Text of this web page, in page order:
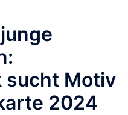
sucht Motiv
2024